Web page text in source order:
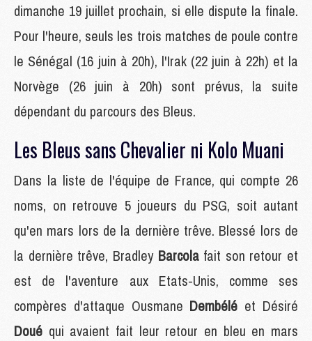
dimanche 19 juillet prochain, si elle dispute la finale.
Pour l'heure, seuls les trois matches de poule contre
le Sénégal (16 juin à 20h), l'Irak (22 juin à 22h) et la
Norvège (26 juin à 20h) sont prévus, la suite
dépendant du parcours des Bleus.
Les Bleus sans Chevalier ni Kolo Muani
Dans la liste de l'équipe de France, qui compte 26
noms, on retrouve 5 joueurs du PSG, soit autant
qu'en mars lors de la dernière trêve. Blessé lors de
la dernière trêve, Bradley Barcola fait son retour et
est de l'aventure aux Etats-Unis, comme ses
compères d'attaque Ousmane Dembélé et Désiré
Doué qui avaient fait leur retour en bleu en mars